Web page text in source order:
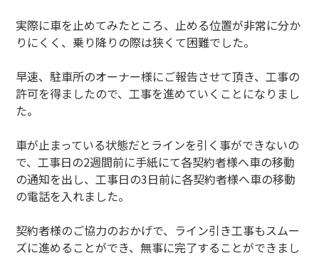
実際に車を止めてみたところ、止める位置が非常に分か
りにくく、乗り降りの際は狭くて困難でした。
早速、駐車所のオーナー様にご報告させて頂き、工事の
許可を得ましたので、工事を進めていくことになりまし
た。
車が止まっている状態だとラインを引く事ができないの
で、工事日の2週間前に手紙にて各契約者様へ車の移動
の通知を出し、工事日の3日前に各契約者様へ車の移動
の電話を入れました。
契約者様のご協力のおかげで、ライン引き工事もスムー
ズに進めることができ、無事に完了することができまし